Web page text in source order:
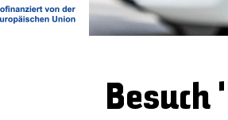
Besuch